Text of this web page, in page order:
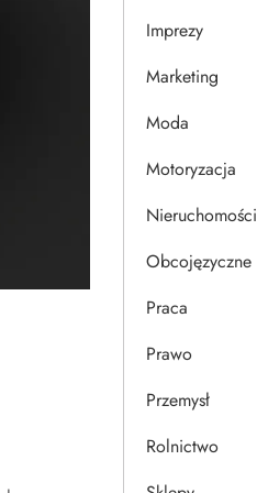
Imprezy
Marketing
Moda
Motoryzacja
Nieruchomości
Obcojęzyczne
Praca
Prawo
Przemysł
Rolnictwo